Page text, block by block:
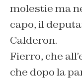
molestie ma
capo, il
Calderon.
Fierro, che
che dopo la